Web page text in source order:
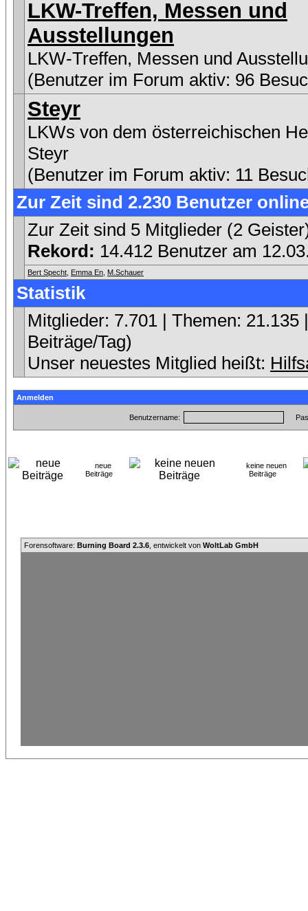
LKW-Treffen, Messen und
Ausstellungen
LKW-Treffen, Messen und
(Benutzer im Forum aktiv: 96
Steyr
LKWs von dem österreichischen
Steyr
(Benutzer im Forum aktiv: 11
Zur Zeit sind 2.230 Benutzer
Zur Zeit sind 5 Mitglieder (2
Rekord: 14.412 Benutzer am
Bert Specht Emma En M.Schauer
Statistik
Mitglieder: 7.701 | Themen:
Beiträge/Tag)
Unser neuestes Mitglied heißt:
Anmelden
Benutzername:
neue
Beiträge
keine neuen
Beiträge
Forensoftware: Burning Board 2.3.6 , entwickelt von WoltLab GmbH